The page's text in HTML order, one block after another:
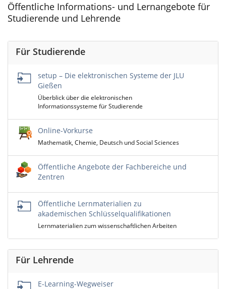
Öffentliche Informations- und Lernangebote für
Studierende und Lehrende
Für Studierende
setup – Die elektronischen Systeme der JLU
Gießen
Überblick über die elektronischen
Informationssysteme für Studierende
Online-Vorkurse
Mathematik, Chemie, Deutsch und Social Sciences
Öffentliche Angebote der Fachbereiche und
Zentren
Öffentliche Lernmaterialien zu
akademischen Schlüsselqualifikationen
Lernmaterialien zum wissenschaftlichen Arbeiten
Für Lehrende
E-Learning-Wegweiser